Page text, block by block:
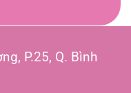
P.25, Q. Bình